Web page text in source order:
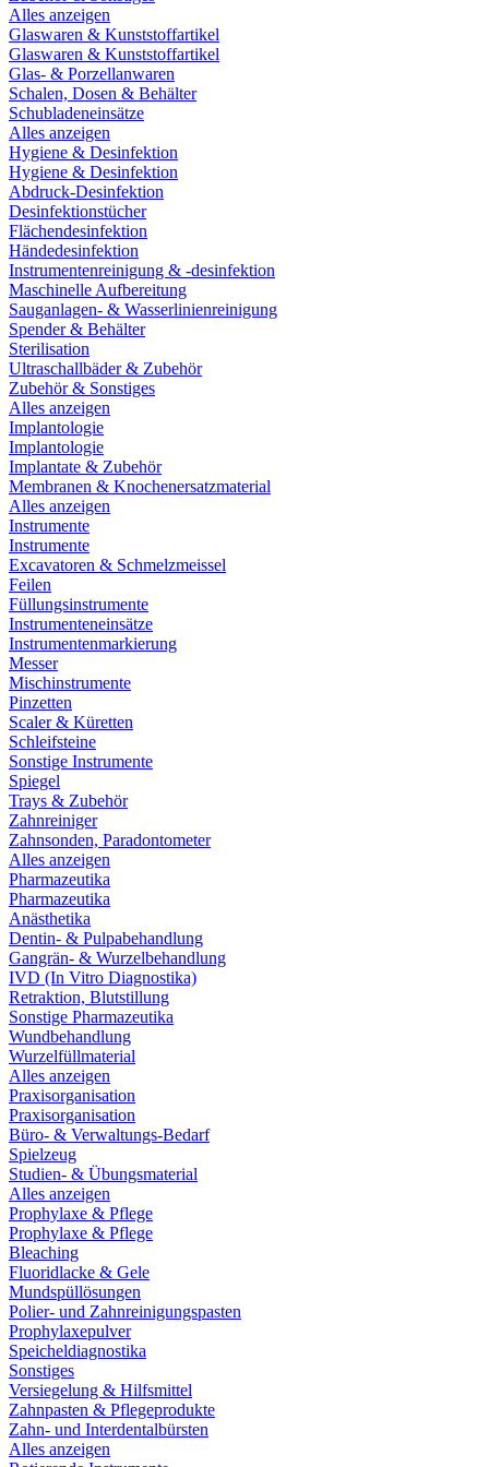
Alles anzeigen
Glaswaren & Kunststoffartikel
Glaswaren & Kunststoffartikel
Glas- & Porzellanwaren
Schalen, Dosen & Behälter
Schubladeneinsätze
Alles anzeigen
Hygiene & Desinfektion
Hygiene & Desinfektion
Abdruck-Desinfektion
Desinfektionstücher
Flächendesinfektion
Händedesinfektion
Instrumentenreinigung & -desinfektion
Maschinelle Aufbereitung
Sauganlagen- & Wasserlinienreinigung
Spender & Behälter
Sterilisation
Ultraschallbäder & Zubehör
Zubehör & Sonstiges
Alles anzeigen
Implantologie
Implantologie
Implantate & Zubehör
Membranen & Knochenersatzmaterial
Alles anzeigen
Instrumente
Instrumente
Excavatoren & Schmelzmeissel
Feilen
Füllungsinstrumente
Instrumenteneinsätze
Instrumentenmarkierung
Messer
Mischinstrumente
Pinzetten
Scaler & Küretten
Schleifsteine
Sonstige Instrumente
Spiegel
Trays & Zubehör
Zahnreiniger
Zahnsonden, Paradontometer
Alles anzeigen
Pharmazeutika
Pharmazeutika
Anästhetika
Dentin- & Pulpabehandlung
Gangrän- & Wurzelbehandlung
IVD (In Vitro Diagnostika)
Retraktion, Blutstillung
Sonstige Pharmazeutika
Wundbehandlung
Wurzelfüllmaterial
Alles anzeigen
Praxisorganisation
Praxisorganisation
Büro- & Verwaltungs-Bedarf
Spielzeug
Studien- & Übungsmaterial
Alles anzeigen
Prophylaxe & Pflege
Prophylaxe & Pflege
Bleaching
Fluoridlacke & Gele
Mundspüllösungen
Polier- und Zahnreinigungspasten
Prophylaxepulver
Speicheldiagnostika
Sonstiges
Versiegelung & Hilfsmittel
Zahnpasten & Pflegeprodukte
Zahn- und Interdentalbürsten
Alles anzeigen